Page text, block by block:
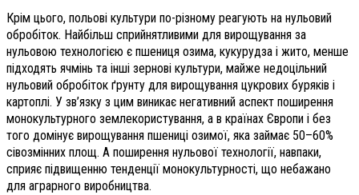
Крім цього, польові культури по-різному реагують на нульовий
обробіток. Найбільш сприйнятливими для вирощування за
нульовою технологією є пшениця озима, кукурудза і жито, менше
підходять ячмінь та інші зернові культури, майже недоцільний
нульовий обробіток ґрунту для вирощування цукрових буряків і
картоплі. У зв’язку з цим виникає негативний аспект поширення
монокультурного землекористування, а в країнах Європи і без
того домінує вирощування пшениці озимої, яка займає 50–60%
сівозмінних площ. А поширення нульової технології, навпаки,
сприяє підвищенню тенденції монокультурності, що небажано
для аграрного виробництва.